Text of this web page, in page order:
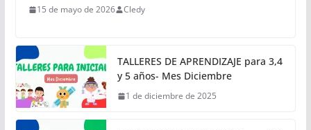
15 de mayo de 2026 Cledy
TALLERES DE APRENDIZAJE para 3,4
y 5 años- Mes Diciembre
1 de diciembre de 2025